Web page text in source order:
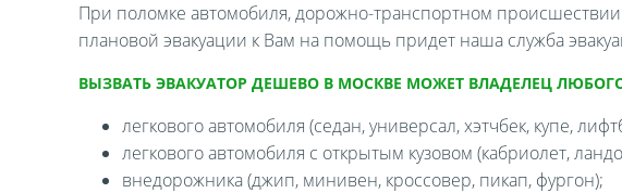
При поломке автомобиля, дорожно-транспортном происшествии
плановой эвакуации к Вам на помощь придет наша служба
ВЫЗВАТЬ ЭВАКУАТОР ДЕШЕВО В МОСКВЕ МОЖЕТ ВЛАДЕЛЕЦ
легкового автомобиля (седан, универсал, хэтчбек, купе,
легкового автомобиля с открытым кузовом (кабриолет,
внедорожника (джип, минивен, кроссовер, пикап, фургон);